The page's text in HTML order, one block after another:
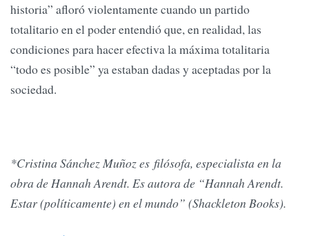
historia” afloró violentamente cuando un partido
totalitario en el poder entendió que, en realidad, las
condiciones para hacer efectiva la máxima totalitaria
“todo es posible” ya estaban dadas y aceptadas por la
sociedad.
*Cristina Sánchez Muñoz es filósofa, especialista en la
obra de Hannah Arendt. Es autora de “Hannah Arendt.
Estar (políticamente) en el mundo” (Shackleton Books).